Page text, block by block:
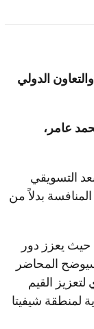
الدولي
عامر،
التسويقي
بدلاً من
يعزز دور
سيوضح المحاضر
القيم
لمنطقة شيفيتا